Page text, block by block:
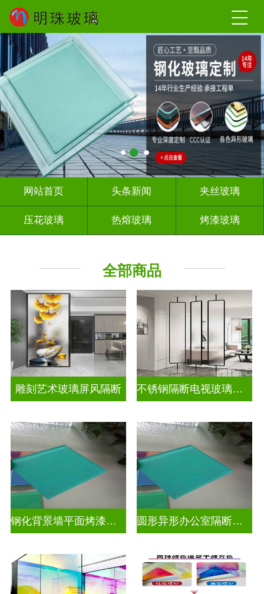
网站首页 头条新闻 夹丝玻璃
压花玻璃 热熔玻璃 烤漆玻璃
其它玻璃
全部商品
雕刻艺术玻璃屏风隔断 不锈钢隔断电视玻璃背景墙
钢化背景墙平面烤漆玻璃 圆形异形办公室隔断磨砂烤漆玻璃